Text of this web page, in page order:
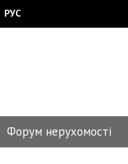
РУС
Форум нерухомості